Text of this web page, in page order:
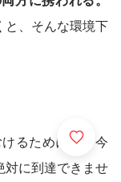
と、そんな環境下
るためには、今
対に到達できませ